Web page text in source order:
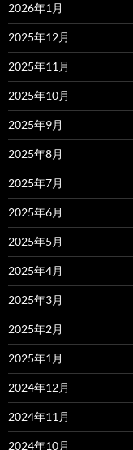
2026年1月
2025年12月
2025年11月
2025年10月
2025年9月
2025年8月
2025年7月
2025年6月
2025年5月
2025年4月
2025年3月
2025年2月
2025年1月
2024年12月
2024年11月
2024年10月